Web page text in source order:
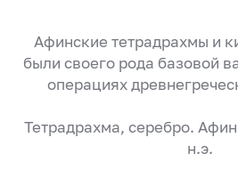
Афинские тетрадрахмы и
были своего рода базовой
операциях
Тетрадрахма, серебро.
н.э.